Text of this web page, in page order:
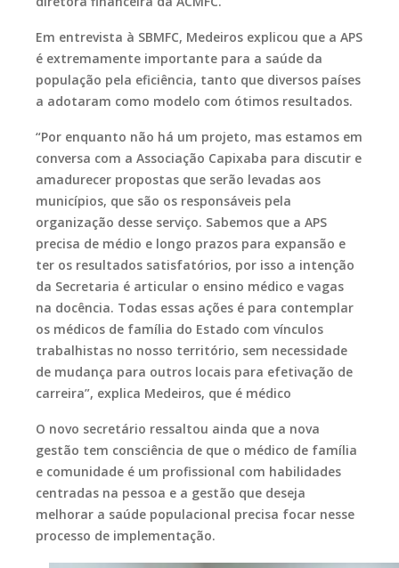
Em entrevista à SBMFC, Medeiros explicou que a APS
é extremamente importante para a saúde da
população pela eficiência, tanto que diversos países
a adotaram como modelo com ótimos resultados.
“Por enquanto não há um projeto, mas estamos em
conversa com a Associação Capixaba para discutir e
amadurecer propostas que serão levadas aos
municípios, que são os responsáveis pela
organização desse serviço. Sabemos que a APS
precisa de médio e longo prazos para expansão e
ter os resultados satisfatórios, por isso a intenção
da Secretaria é articular o ensino médico e vagas
na docência. Todas essas ações é para contemplar
os médicos de família do Estado com vínculos
trabalhistas no nosso território, sem necessidade
de mudança para outros locais para efetivação de
carreira”, explica Medeiros, que é médico
O novo secretário ressaltou ainda que a nova
gestão tem consciência de que o médico de família
e comunidade é um profissional com habilidades
centradas na pessoa e a gestão que deseja
melhorar a saúde populacional precisa focar nesse
processo de implementação.